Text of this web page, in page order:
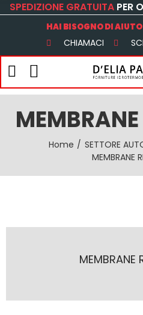
SPEDIZIONE GRATUITA PER
HAI BISOGNO DI
CHIAMACI
Home
SETTORE
MEMBRANE
MEMBRANE